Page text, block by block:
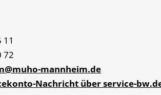
11
72
mannheim.de
Nachricht über service-